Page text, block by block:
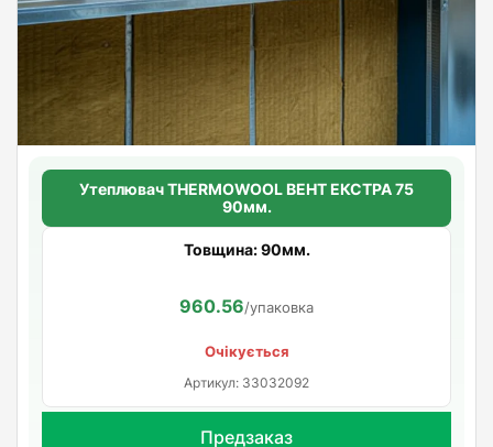
Утеплювач THERMOWOOL ВЕНТ ЕКСТРА 75
90мм.
Товщина: 90мм.
960.56/упаковка
Очікується
Артикул: 33032092
Предзаказ